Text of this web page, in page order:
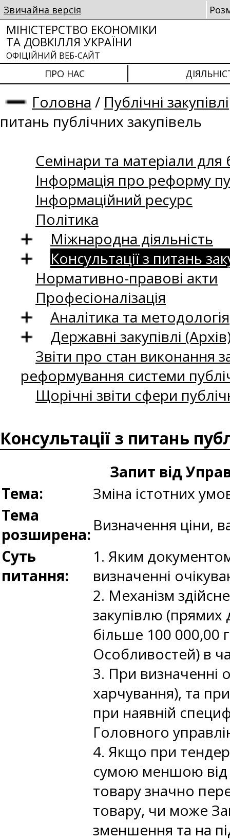
Звичайна версія
МІНІСТЕРСТВО ЕКОНОМІКИ
ТА ДОВКІЛЛЯ УКРАЇНИ
ОФІЦІЙНИЙ ВЕБ-САЙТ
ПРО НАС
Головна / Публічні закупівлі
питань публічних закупівель
Семінари та матеріали для
Інформація про реформу
Інформаційний ресурс
Політика
Міжнародна діяльність
Консультації з питань
Нормативно-правові акти
Професіоналізація
Аналітика та методологія
Державні закупівлі
Звіти про стан виконання
реформування системи
Щорічні звіти сфери
Консультації з питань
Запит від
Тема:
Зміна істотних
Тема
розширена: Визначення ціни,
Суть
питання:
1. Яким
визначенні
2. Механізм
закупівлю (прямих
більше 100 000,00
Особливостей) в
3. При визначенні
харчування), та
при наявній
Головного
4. Якщо при
сумою меншою від
товару значно
товару, чи може
зменшення та на